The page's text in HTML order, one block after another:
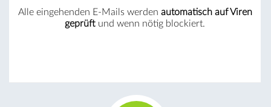
Alle eingehenden E-Mails werden automatisch auf Viren
geprüft und wenn nötig blockiert.